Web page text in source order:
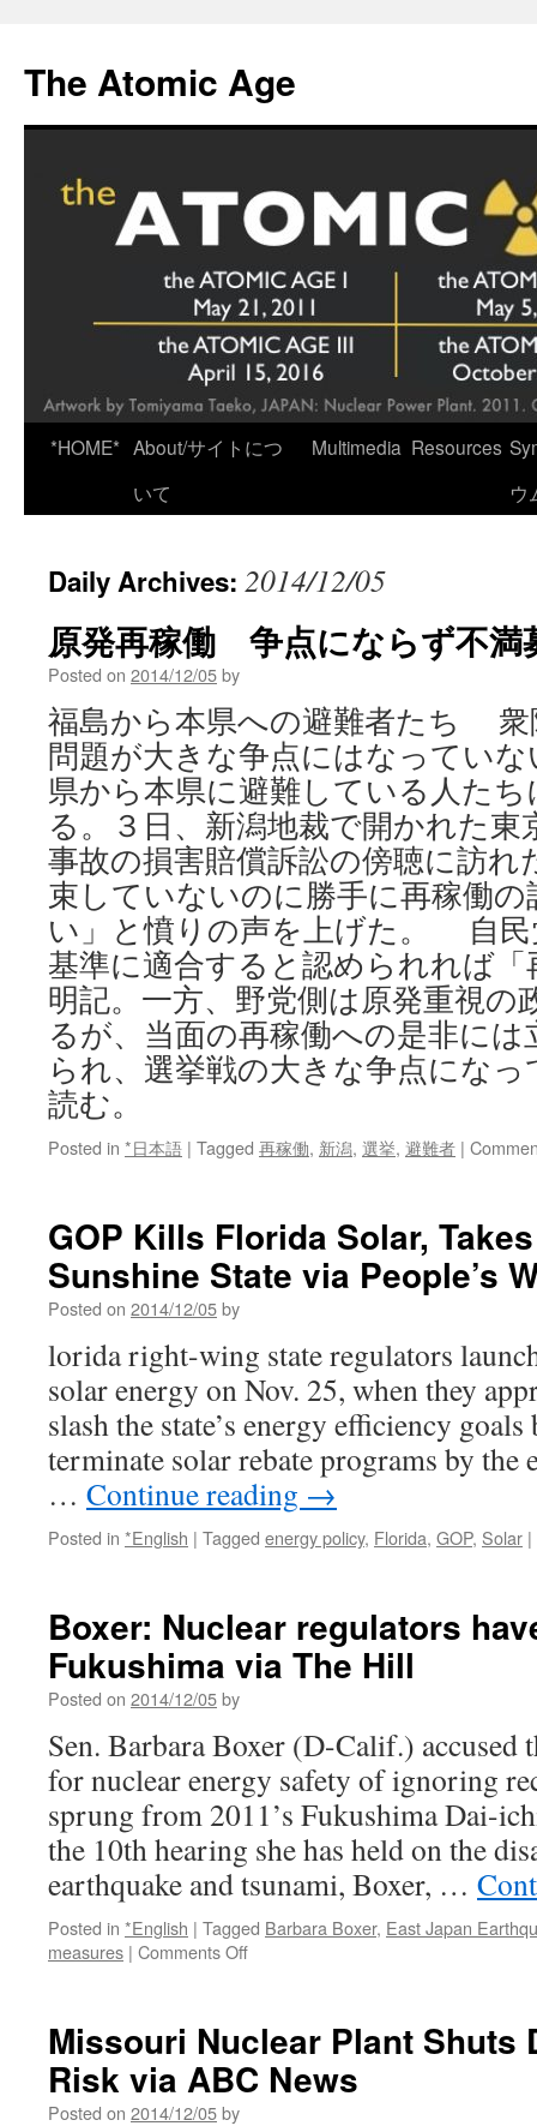
content
The Atomic Age
*HOME* About/サイトにつ
いて
Multimedia Resources
ウ
Daily Archives: 2014/12/05
原発再稼働 争点にならず不
Posted on 2014/12/05by
福島から本県への避難者たち 衆
問題が大きな争点にはなってい
県から本県に避難している人た
る。３日、新潟地裁で開かれた東
事故の損害賠償訴訟の傍聴に訪れ
束していないのに勝手に再稼働
い」と憤りの声を上げた。 自民
基準に適合すると認められれば
明記。一方、野党側は原発重視の
るが、当面の再稼働への是非に
られ、選挙戦の大きな争点にな
読む。
Posted in *日本語 | Tagged 再稼働, 新潟, 選挙, 避難者 |
GOP Kills Florida Solar,
Sunshine State via People’s
Posted on 2014/12/05by
lorida right-wing state regulators
solar energy on Nov. 25, when they
slash the state’s energy efficiency
terminate solar rebate programs by the
… Continue reading →
Posted in *English | Tagged energy policy, Florida, GOP, Solar |
Boxer: Nuclear regulators
Fukushima via The Hill
Posted on 2014/12/05by
Sen. Barbara Boxer (D-Calif.) accused
for nuclear energy safety of ignoring
sprung from 2011’s Fukushima Dai-
the 10th hearing she has held on the
earthquake and tsunami, Boxer, …
Posted in *English | Tagged Barbara Boxer, East Japan
measures | Comments Offon
haven’t
learned
from
Missouri Nuclear Plant Shuts
Risk via ABC News
Posted on 2014/12/05by